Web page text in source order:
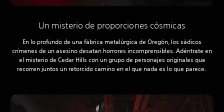
Un misterio de proporciones cósmicas
En lo profundo de una fábrica metalúrgica de Oregón, los sádicos
crímenes de un asesino desatan horrores incomprensibles. Adéntrate en
el misterio de Cedar Hills con un grupo de personajes originales que
recorren juntos un retorcido camino en el que nada es lo que parece.